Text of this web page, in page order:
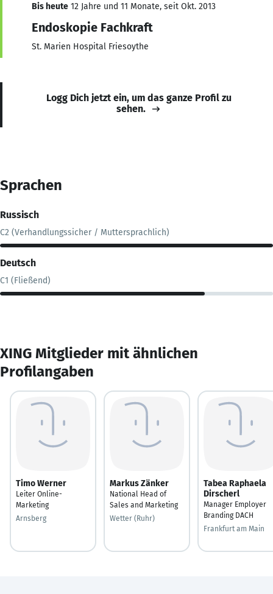
Bis heute 12 Jahre und 11 Monate, seit Okt. 2013
Endoskopie Fachkraft
St. Marien Hospital Friesoythe
Logg Dich jetzt ein, um das ganze Profil zu
sehen.
Sprachen
Russisch
C2 (Verhandlungssicher / Muttersprachlich)
Deutsch
C1 (Fließend)
XING Mitglieder mit ähnlichen
Profilangaben
Timo Werner
Leiter Online-
Marketing
Arnsberg
Markus Zänker
National Head of
Sales and Marketing
Wetter (Ruhr)
Tabea Raphaela
Dirscherl
Manager Employer
Branding DACH
Frankfurt am Main